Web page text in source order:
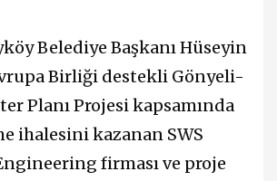
Belediye Başkanı Hüseyin
Birliği destekli Gönyeli-
Planı Projesi kapsamında
ihalesini kazanan SWS
firması ve proje